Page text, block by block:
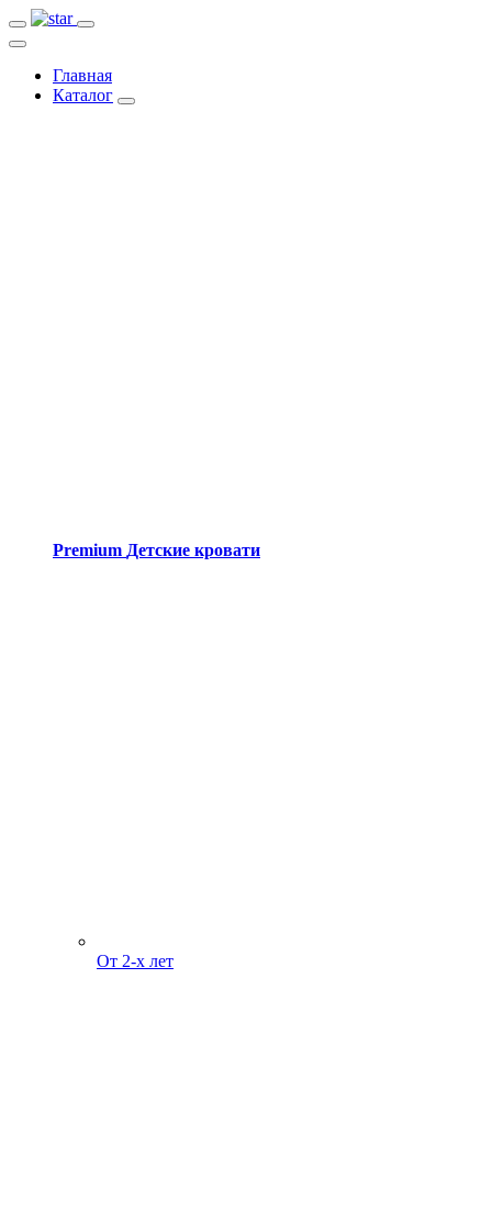
Главная
Каталог
Premium Детские кровати
От 2-х лет